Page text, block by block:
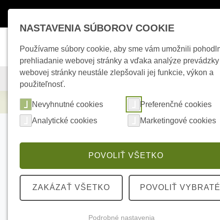
KAMEROVÉ SYSTÉMY ZABEZPEČOVACIE SYSTÉMY
Kamerové systémy HIKVISION DS-
NASTAVENIA SÚBOROV COOKIE
Používame súbory cookie, aby sme vám umožnili
prehliadanie webovej stránky a vďaka analýze prevádzky
webovej stránky neustále zlepšovali jej funkcie, výkon a
použiteľnosť.
Nevyhnutné cookies
Preferenčné cookies
Analytické cookies
Marketingové cookies
POVOLIŤ VŠETKO
ZAKÁZAŤ VŠETKO POVOLIŤ VYBRATÉ
Podrobné nastavenia